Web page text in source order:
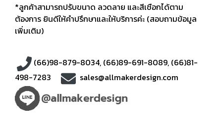
*ลูกค้าสามารถปรับขนาด ลวดลาย และสีเชือกได้ตาม
ต้องการ ยินดีให้คำปรึกษาและให้บริการค่ะ (สอบถามข้อมูล
เพิ่มเติม)
(66)98-879-8034, (66)89-691-8089, (66)81-
498-7283
sales@allmakerdesign.com